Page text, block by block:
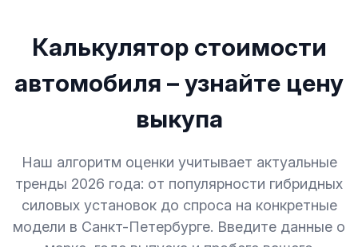
Калькулятор стоимости
автомобиля – узнайте цену
выкупа
Наш алгоритм оценки учитывает актуальные
тренды 2026 года: от популярности гибридных
силовых установок до спроса на конкретные
модели в Санкт-Петербурге. Введите данные о